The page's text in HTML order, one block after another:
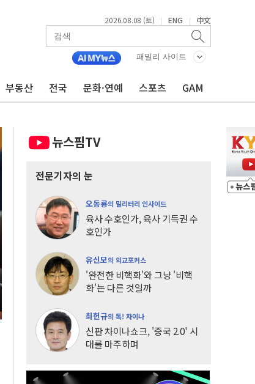
2026.08.08 (토) | ENG | 中文
패밀리 사이트
부동산 전국 문화·연예 스포츠 GAM
뉴스핌TV
전문기자의 눈
오동룡의 밀리터리 인사이드
육사 수호인가, 육사 기득권 수
호인가
유신모의 외교포커스
'완전한 비핵화'와 그냥 '비핵
화'는 다른 것일까
최헌규의 톡! 차이나
신판 차이나쇼크, '중국 2.0' 시
대를 마주하며